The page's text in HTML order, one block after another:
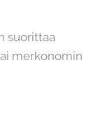
suorittaa
merkonomin